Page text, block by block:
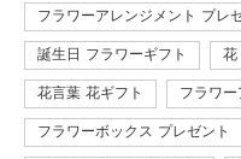
フラワーアレンジメント プレ
誕生日 フラワーギフト 花
花言葉 花ギフト フラワー
フラワーボックス プレゼント